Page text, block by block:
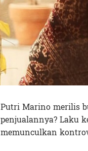
Putri Marino merilis
penjualannya? Laku
memunculkan